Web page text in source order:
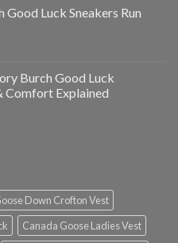
Luck Sneakers Run
Burch Good Luck
Comfort Explained
Down Crofton Vest
Canada Goose Ladies Vest